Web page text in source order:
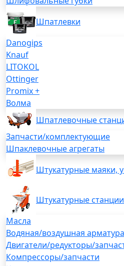
Шпатлевки
Danogips
Knauf
LITOKOL
Ottinger
Promix +
Волма
Шпатлевочные
Запчасти/комплектующие
Шпаклевочные агрегаты
Штукатурные маяки,
Штукатурные
Масла
Водяная/воздушная арматура
Двигатели/редукторы/
Компрессоры/запчасти